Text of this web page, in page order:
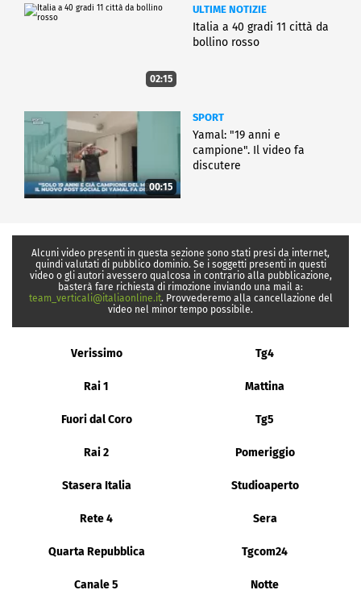
02:15
ULTIME NOTIZIE
Italia a 40 gradi 11 città da
bollino rosso
00:15
SPORT
Yamal: "19 anni e
campione". Il video fa
discutere
Alcuni video presenti in questa sezione sono stati presi da internet,
quindi valutati di pubblico dominio. Se i soggetti presenti in questi
video o gli autori avessero qualcosa in contrario alla pubblicazione,
basterà fare richiesta di rimozione inviando una mail a:
team_verticali@italiaonline.it. Provvederemo alla cancellazione del
video nel minor tempo possibile.
Verissimo Tg4
Rai 1 Mattina
Fuori dal Coro Tg5
Rai 2 Pomeriggio
Stasera Italia Studioaperto
Rete 4 Sera
Quarta Repubblica Tgcom24
Canale 5 Notte